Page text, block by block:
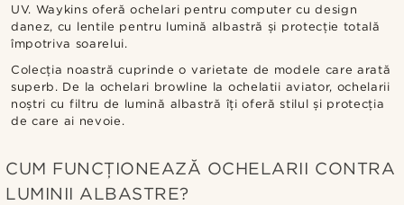
UV. Waykins oferă ochelari pentru computer cu design
danez, cu lentile pentru lumină albastră și protecție totală
împotriva soarelui.
Colecția noastră cuprinde o varietate de modele care arată
superb. De la ochelari browline la ochelatii aviator, ochelarii
noștri cu filtru de lumină albastră îți oferă stilul și protecția
de care ai nevoie.
CUM FUNCȚIONEAZĂ OCHELARII CONTRA
LUMINII ALBASTRE?